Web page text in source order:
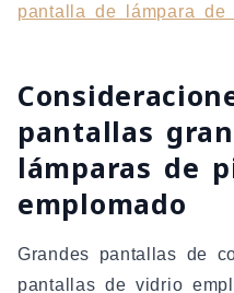
pantalla de lámpara
pantallas
lámparas de
emplomado
Grandes pantallas de
pantallas de vidrio